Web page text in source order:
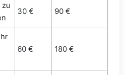
zu
30 € 90 €
60 € 180 €